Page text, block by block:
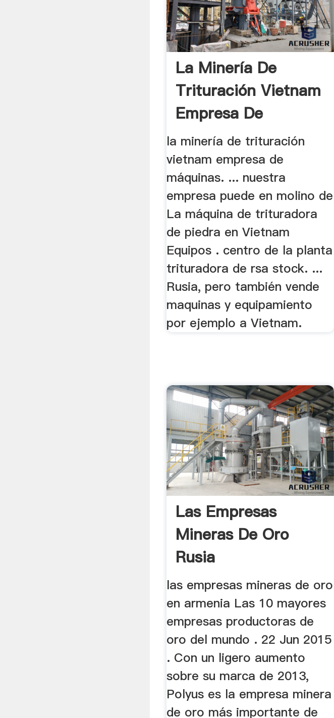
La Minería De
Trituración Vietnam
Empresa De
Máquinas
la minería de trituración
vietnam empresa de
máquinas. ... nuestra
empresa puede en molino de
La máquina de trituradora
de piedra en Vietnam
Equipos . centro de la planta
trituradora de rsa stock. ...
Rusia, pero también vende
maquinas y equipamiento
por ejemplo a Vietnam.
Las Empresas
Mineras De Oro
Rusia
las empresas mineras de oro
en armenia Las 10 mayores
empresas productoras de
oro del mundo . 22 Jun 2015
. Con un ligero aumento
sobre su marca de 2013,
Polyus es la empresa minera
de oro más importante de